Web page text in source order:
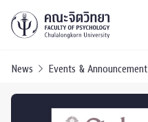
News Events & Announcement